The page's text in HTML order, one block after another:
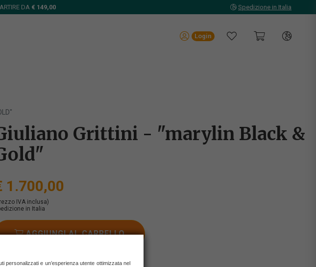
DA € 149,00 Spedizione in Italia
Login
Grittini - "marylin Black &
1.700,00
IVA inclusa)
in Italia
AGGIUNGI AL CARRELLO
personalizzati e un’esperienza utente ottimizzata nel